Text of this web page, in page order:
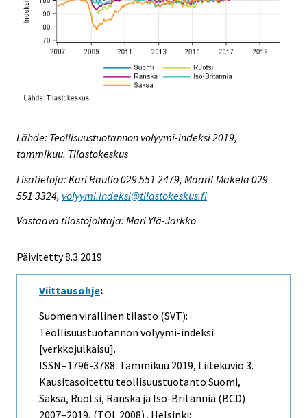
Lähde: Teollisuustuotannon volyymi-indeksi 2019,
tammikuu. Tilastokeskus
Lisätietoja: Kari Rautio 029 551 2479, Maarit Mäkelä 029
551 3324, volyymi.indeksi@tilastokeskus.fi
Vastaava tilastojohtaja: Mari Ylä-Jarkko
Päivitetty 8.3.2019
Viittausohje:
Suomen virallinen tilasto (SVT):
Teollisuustuotannon volyymi-indeksi
[verkkojulkaisu].
ISSN=1796-3788. Tammikuu 2019, Liitekuvio 3.
Kausitasoitettu teollisuustuotanto Suomi,
Saksa, Ruotsi, Ranska ja Iso-Britannia (BCD)
2007–2019, (TOL 2008) . Helsinki: